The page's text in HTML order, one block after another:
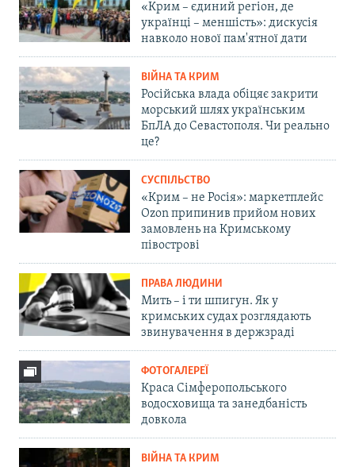
«Крим – єдиний регіон, де
українці – меншість»: дискусія
навколо нової пам'ятної дати
ВІЙНА ТА КРИМ
Російська влада обіцяє закрити
морський шлях українським
БпЛА до Севастополя. Чи реально
це?
СУСПІЛЬСТВО
«Крим – не Росія»: маркетплейс
Ozon припинив прийом нових
замовлень на Кримському
півострові
ПРАВА ЛЮДИНИ
Мить – і ти шпигун. Як у
кримських судах розглядають
звинувачення в держзраді
ФОТОГАЛЕРЕЇ
Краса Сімферопольського
водосховища та занедбаність
довкола
ВІЙНА ТА КРИМ